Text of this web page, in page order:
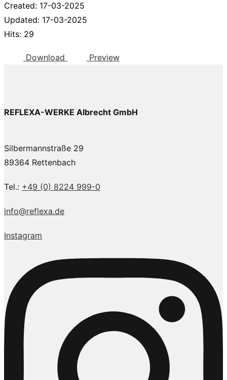
Created: 17-03-2025
Updated: 17-03-2025
Hits: 29
Download Preview
REFLEXA-WERKE Albrecht GmbH
Silbermannstraße 29
89364 Rettenbach
Tel.: +49 (0) 8224 999-0
info@reflexa.de
Instagram